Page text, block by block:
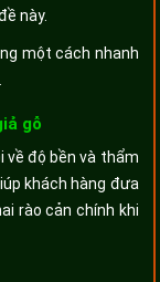
này.
một cách nhanh
gỗ
về độ bền và thẩm
khách hàng đưa
rào cản chính khi